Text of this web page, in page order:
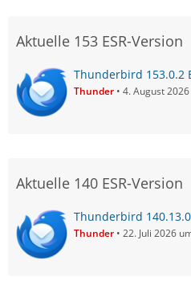
Aktuelle 153 ESR-Version
Thunderbird 153.0.2
Thunder 4. August
Aktuelle 140 ESR-Version
Thunderbird
Thunder 22. Juli 2026